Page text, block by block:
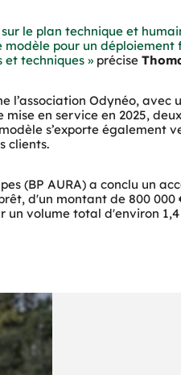
le plan technique et
modèle pour un
techniques » précise
Odynéo,
en service en 2025,
s’exporte
clients.
(BP AURA) a conclu
d'un montant de 800
un volume total d'environ